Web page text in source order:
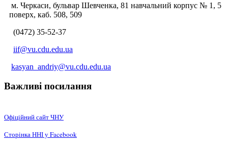
м. Черкаси, бульвар Шевченка, 81 навчальний корпус № 1, 5
поверх, каб. 508, 509
(0472) 35-52-37
iif@vu.cdu.edu.ua
kasyan_andriy@vu.cdu.edu.ua
Важливі посилання
Офіційний сайт ЧНУ
Сторінка ННІ у Facebook